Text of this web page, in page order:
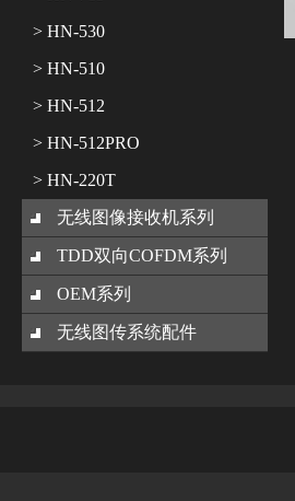
> HN-530
> HN-510
> HN-512
> HN-512PRO
> HN-220T
无线图像接收机系列
TDD双向COFDM系列
OEM系列
无线图传系统配件